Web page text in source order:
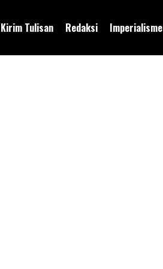
Kirim Tulisan Redaksi Imperialisme